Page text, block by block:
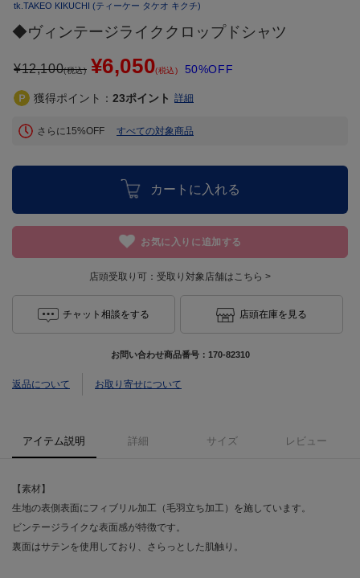
tk.TAKEO KIKUCHI (ティーケー タケオ キクチ)
◆ヴィンテージライククロップドシャツ
¥12,100(税込) ¥6,050(税込) 50%OFF
獲得ポイント： 23ポイント 詳細
さらに15%OFF すべての対象商品
カートに入れる
お気に入りに追加する
店頭受取り可： 受取り対象店舗はこちら >
チャット相談をする 店頭在庫を見る
お問い合わせ商品番号： 170-82310
返品について お取り寄せについて
アイテム説明 詳細 サイズ レビュー
【素材】
生地の表側表面にフィブリル加工（毛羽立ち加工）を施しています。
ビンテージライクな表面感が特徴です。
裏面はサテンを使用しており、さらっとした肌触り。